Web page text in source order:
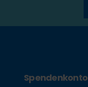
Spendenkonto